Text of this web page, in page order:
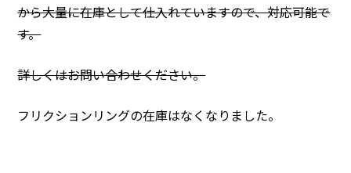
から大量に在庫として仕入れていますので、対応可能で
す。
詳しくはお問い合わせください。
フリクションリングの在庫はなくなりました。